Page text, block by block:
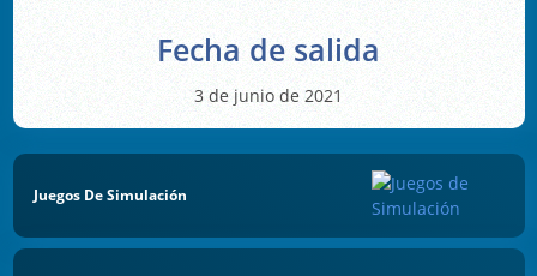
Fecha de salida
3 de junio de 2021
Juegos De Simulación